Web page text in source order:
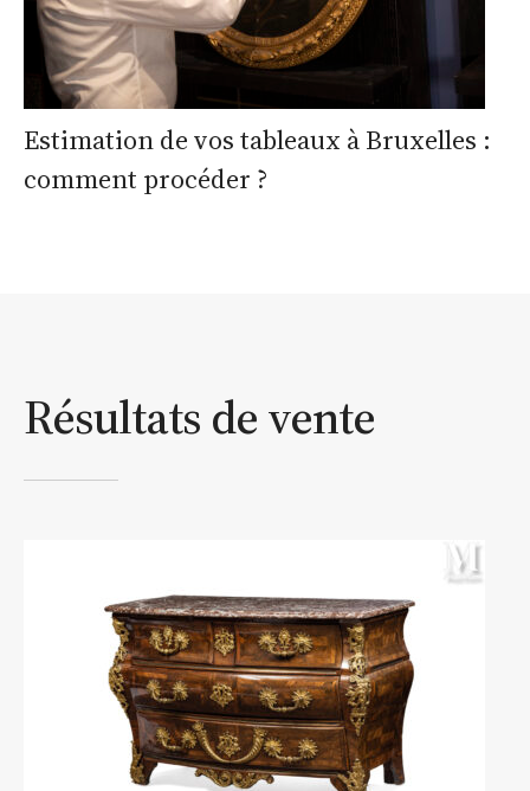
Estimation de vos tableaux à Bruxelles :
comment procéder ?
Résultats de vente